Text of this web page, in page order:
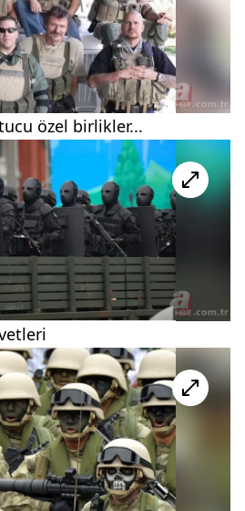
özel birlikler...